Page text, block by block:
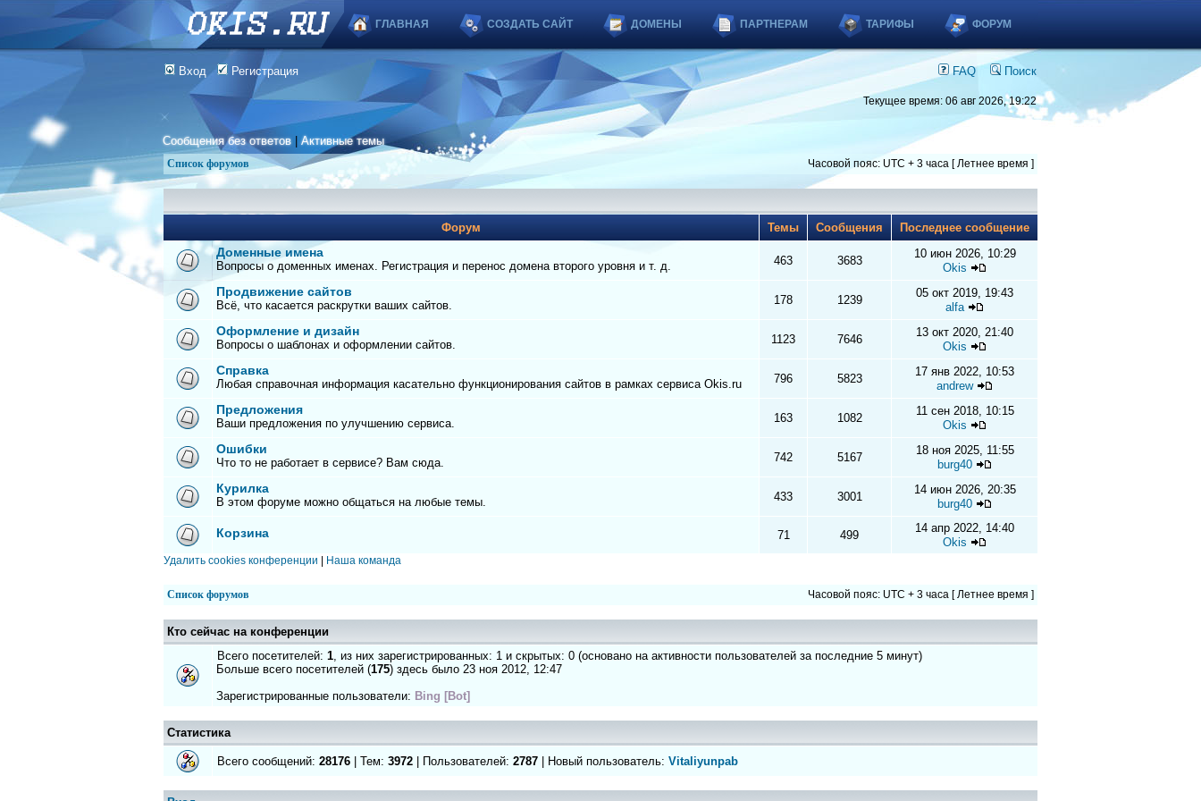
ГЛАВНАЯ СОЗДАТЬ САЙТ ДОМЕНЫ ПАРТНЕРАМ ТАРИФЫ ФОРУМ
Вход Регистрация FAQ Поиск
Текущее время: 06 авг 2026, 19:22
Сообщения без ответов |Активные темы
Список форумов Часовой пояс: UTC + 3 часа [ Летнее время ]
Форум Темы Сообщения Последнее сообщение
Доменные имена
Вопросы о доменных именах. Регистрация и перенос домена второго уровня и т. д. 463 3683
10 июн 2026, 10:29
Okis
Продвижение сайтов
Всё, что касается раскрутки ваших сайтов. 178 1239
05 окт 2019, 19:43
alfa
Оформление и дизайн
Вопросы о шаблонах и оформлении сайтов. 1123 7646
13 окт 2020, 21:40
Okis
Справка
Любая справочная информация касательно функционирования сайтов в рамках сервиса Okis.ru 796 5823
17 янв 2022, 10:53
andrew
Предложения
Ваши предложения по улучшению сервиса. 163 1082
11 сен 2018, 10:15
Okis
Ошибки
Что то не работает в сервисе? Вам сюда. 742 5167
18 ноя 2025, 11:55
burg40
Курилка
В этом форуме можно общаться на любые темы. 433 3001
14 июн 2026, 20:35
burg40
Корзина 71 499
14 апр 2022, 14:40
Okis
Удалить cookies конференции Наша команда
Список форумов Часовой пояс: UTC + 3 часа [ Летнее время ]
Кто сейчас на конференции
Всего посетителей: 1, из них зарегистрированных: 1 и скрытых: 0 (основано на активности пользователей за последние 5 минут)
Больше всего посетителей (175) здесь было 23 ноя 2012, 12:47
Зарегистрированные пользователи: Bing [Bot]
Статистика
Всего сообщений: 28176 | Тем: 3972 | Пользователей: 2787 | Новый пользователь: Vitaliyunpab